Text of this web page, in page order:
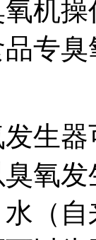
机
品专
生器
臭氧
水（